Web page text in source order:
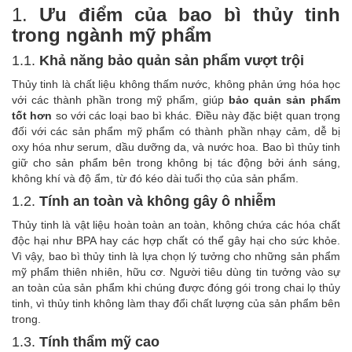
1. Ưu điểm của bao bì thủy tinh
trong ngành mỹ phẩm
1.1. Khả năng bảo quản sản phẩm vượt trội
Thủy tinh là chất liệu không thấm nước, không phản ứng hóa học
với các thành phần trong mỹ phẩm, giúp bảo quản sản phẩm
tốt hơn so với các loại bao bì khác. Điều này đặc biệt quan trọng
đối với các sản phẩm mỹ phẩm có thành phần nhạy cảm, dễ bị
oxy hóa như serum, dầu dưỡng da, và nước hoa. Bao bì thủy tinh
giữ cho sản phẩm bên trong không bị tác động bởi ánh sáng,
không khí và độ ẩm, từ đó kéo dài tuổi thọ của sản phẩm.
1.2. Tính an toàn và không gây ô nhiễm
Thủy tinh là vật liệu hoàn toàn an toàn, không chứa các hóa chất
độc hại như BPA hay các hợp chất có thể gây hại cho sức khỏe.
Vì vậy, bao bì thủy tinh là lựa chọn lý tưởng cho những sản phẩm
mỹ phẩm thiên nhiên, hữu cơ. Người tiêu dùng tin tưởng vào sự
an toàn của sản phẩm khi chúng được đóng gói trong chai lọ thủy
tinh, vì thủy tinh không làm thay đổi chất lượng của sản phẩm bên
trong.
1.3. Tính thẩm mỹ cao